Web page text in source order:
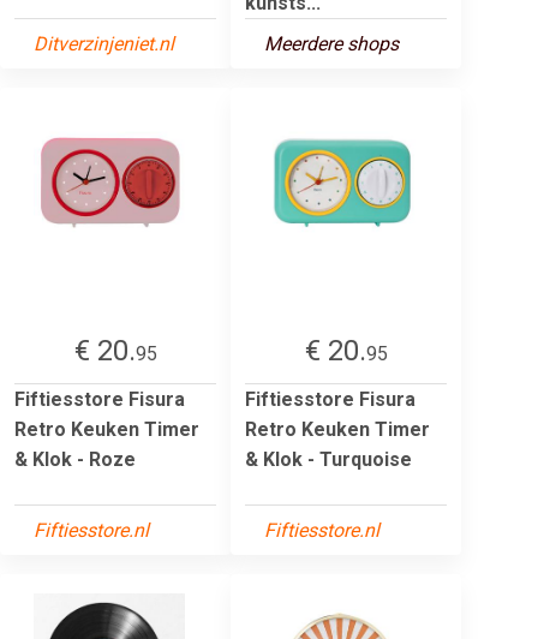
Ditverzinjeniet.nl
Meerdere shops
€ 20.95
Fiftiesstore Fisura
Retro Keuken Timer
& Klok - Roze
Fiftiesstore.nl
€ 20.95
Fiftiesstore Fisura
Retro Keuken Timer
& Klok - Turquoise
Fiftiesstore.nl